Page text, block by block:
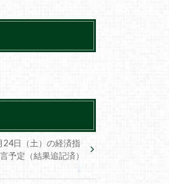
24日（土）の経済指
予定（結果追記済）